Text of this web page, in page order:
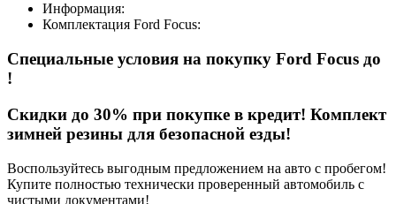
Информация:
Комплектация Ford Focus:
Специальные условия на покупку Ford Focus до
!
Скидки до 30% при покупке в кредит! Комплект
зимней резины для безопасной езды!
Воспользуйтесь выгодным предложением на авто с пробегом!
Купите полностью технически проверенный автомобиль с
чистыми документами!